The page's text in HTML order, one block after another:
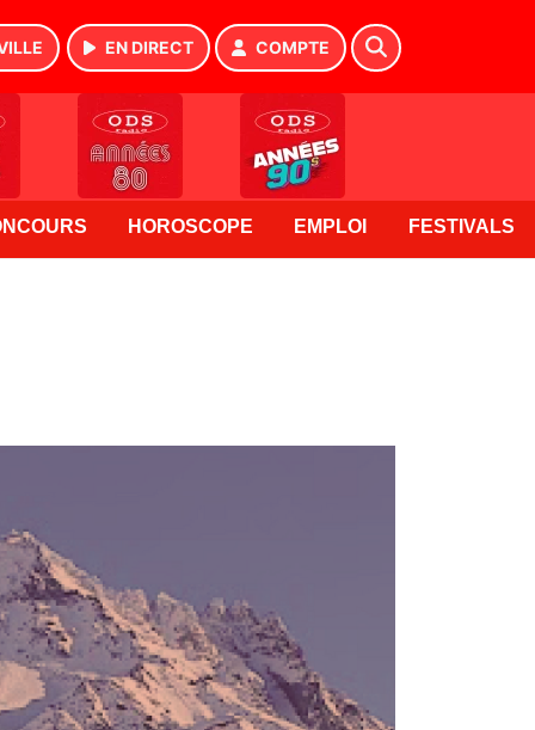
EN DIRECT COMPTE
HOROSCOPE EMPLOI FESTIVALS